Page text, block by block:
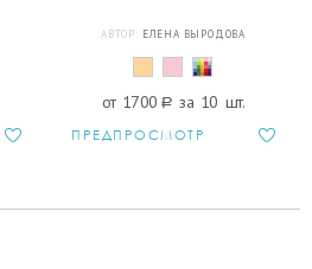
АВТОР: ЕЛЕНА ВЫРОДОВА
от 1700 a за 10 шт.
ПРЕДПРОСМОТР